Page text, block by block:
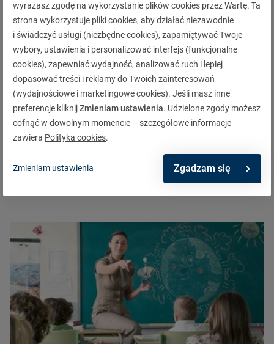
Luki ubezpieczeniowe (ciąg dalszy). Sprawdź,
jak poradziliśmy sobie z nimi w nowych OWU
ryzyk budowy-montażu
Dowiedz się więcej
wyrażasz zgodę na wykorzystanie plików cookies przez Wartę. Ta
strona wykorzystuje pliki cookies, aby działać niezawodnie
i świadczyć usługi (niezbędne cookies), zapamiętywać Twoje
wybory, ustawienia i personalizować interfejs (funkcjonalne
cookies), zapewniać wydajność, analizować ruch i lepiej
dopasować treści i reklamy do Twoich zainteresowań
(wydajnościowe i marketingowe cookies). Jeśli masz inne
preferencje kliknijZmieniam ustawienia. Udzielone zgody możesz
cofnąć w dowolnym momencie – szczegółowe informacje
zawiera Polityka cookies.
Zmieniam ustawienia Zgadzam się